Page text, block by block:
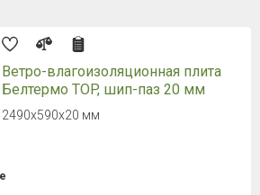
Ветро-влагоизоляционная плита
Белтермо TOP, шип-паз 20 мм
2490х590х20 мм